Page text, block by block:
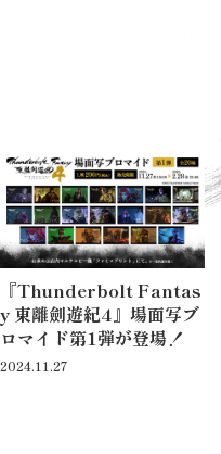
『Thunderbolt Fantas
y 東離劍遊紀4』場面写ブ
ロマイド第1弾が登場！
2024.11.27